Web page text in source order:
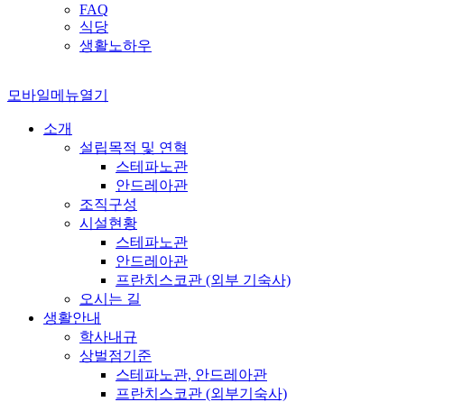
FAQ
식당
생활노하우
모바일메뉴열기
소개
설립목적 및 연혁
스테파노관
안드레아관
조직구성
시설현황
스테파노관
안드레아관
프란치스코관 (외부 기숙사)
오시는 길
생활안내
학사내규
상벌점기준
스테파노관, 안드레아관
프란치스코관 (외부기숙사)